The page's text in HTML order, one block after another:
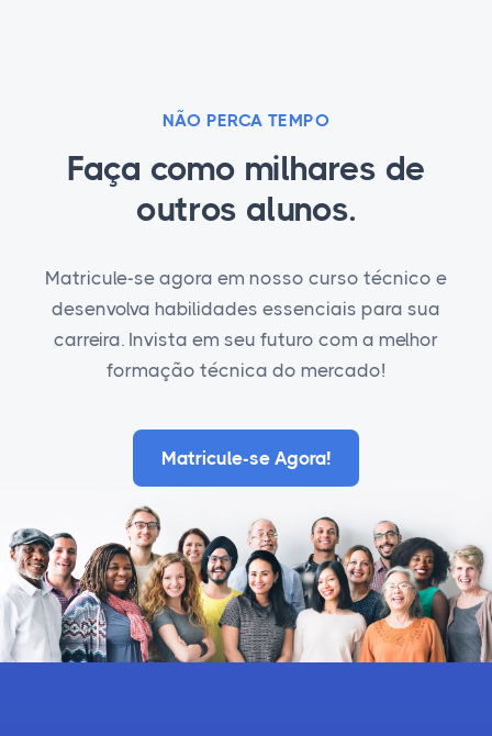
NÃO PERCA TEMPO
Faça como milhares de
outros alunos.
Matricule-se agora em nosso curso técnico e
desenvolva habilidades essenciais para sua
carreira. Invista em seu futuro com a melhor
formação técnica do mercado!
Matricule-se Agora!